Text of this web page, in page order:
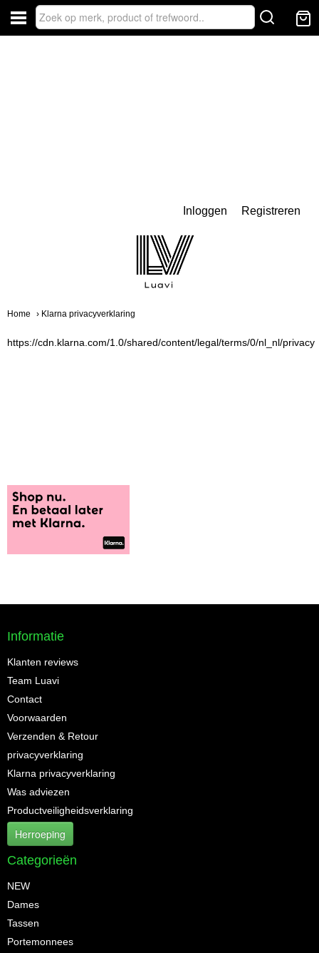
Inloggen Registreren
Home › Klarna privacyverklaring
https://cdn.klarna.com/1.0/shared/content/legal/terms/0/nl_nl/privacy
Informatie
Klanten reviews
Team Luavi
Contact
Voorwaarden
Verzenden & Retour
privacyverklaring
Klarna privacyverklaring
Was adviezen
Productveiligheidsverklaring
Herroeping
Categorieën
NEW
Dames
Tassen
Portemonnees